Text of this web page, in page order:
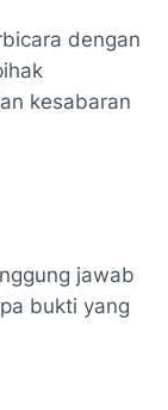
dengan
kesabaran
jawab
bukti yang